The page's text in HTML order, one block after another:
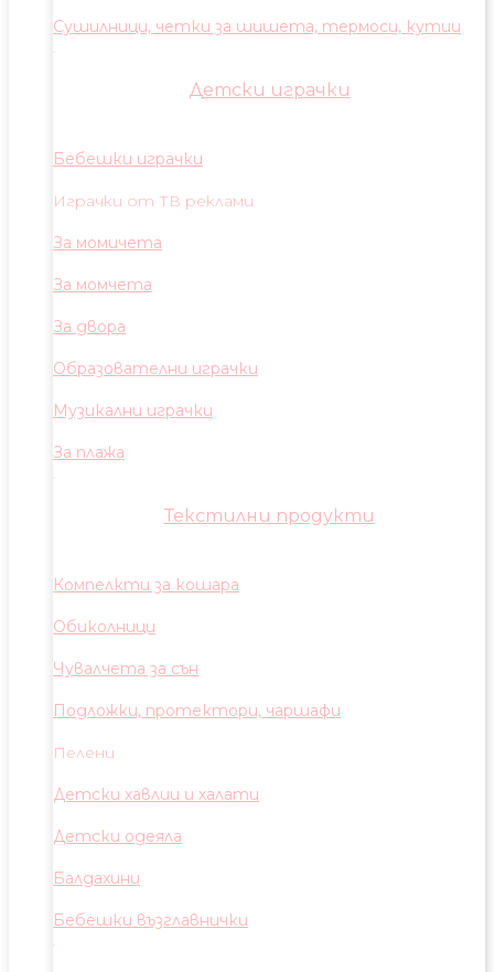
Сушилници, четки за шишета, термоси, кутии
Детски играчки
Бебешки играчки
Играчки от ТВ реклами
За момичета
За момчета
За двора
Образователни играчки
Музикални играчки
За плажа
Текстилни продукти
Компелкти за кошара
Обиколници
Чувалчета за сън
Подложки, протектори, чаршафи
Пелени
Детски хавлии и халати
Детски одеяла
Балдахини
Бебешки възглавнички